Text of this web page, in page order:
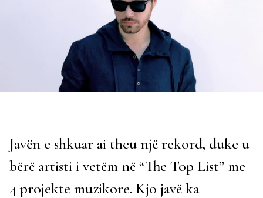
Javën e shkuar ai theu një rekord, duke u
bërë artisti i vetëm në “The Top List” me
4 projekte muzikore. Kjo javë ka